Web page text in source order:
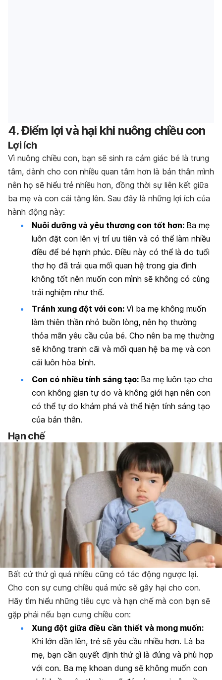
4. Điểm lợi và hại khi nuông chiều con
Lợi ích
Vì nuông chiều con, bạn sẽ sinh ra cảm giác bé là trung
tâm, dành cho con nhiều quan tâm hơn là bản thân mình
nên họ sẽ hiểu trẻ nhiều hơn, đồng thời sự liên kết giữa
ba mẹ và con cái tăng lên. Sau đây là những lợi ích của
hành động này:
Nuôi dưỡng và yêu thương con tốt hơn: Ba mẹ
luôn đặt con lên vị trí ưu tiên và có thể làm nhiều
điều để bé hạnh phúc. Điều này có thể là do tuổi
thơ họ đã trải qua mối quan hệ trong gia đình
không tốt nên muốn con mình sẽ không có cùng
trải nghiệm như thế.
Tránh xung đột với con: Vì ba mẹ không muốn
làm thiên thần nhỏ buồn lòng, nên họ thường
thỏa mãn yêu cầu của bé. Cho nên ba mẹ thường
sẽ không tranh cãi và mối quan hệ ba mẹ và con
cái luôn hòa bình.
Con có nhiều tính sáng tạo: Ba mẹ luôn tạo cho
con không gian tự do và không giới hạn nên con
có thể tự do khám phá và thể hiện tính sáng tạo
của bản thân.
Hạn chế
Bất cứ thứ gì quá nhiều cũng có tác động ngược lại.
Cho con sự cưng chiều quá mức sẽ gây hại cho con.
Hãy tìm hiểu những tiêu cực và hạn chế mà con bạn sẽ
gặp phải nếu bạn cưng chiều con:
Xung đột giữa điều cần thiết và mong muốn:
Khi lớn dần lên, trẻ sẽ yêu cầu nhiều hơn. Là ba
mẹ, bạn cần quyết định thứ gì là đúng và phù hợp
với con. Ba mẹ khoan dung sẽ không muốn con